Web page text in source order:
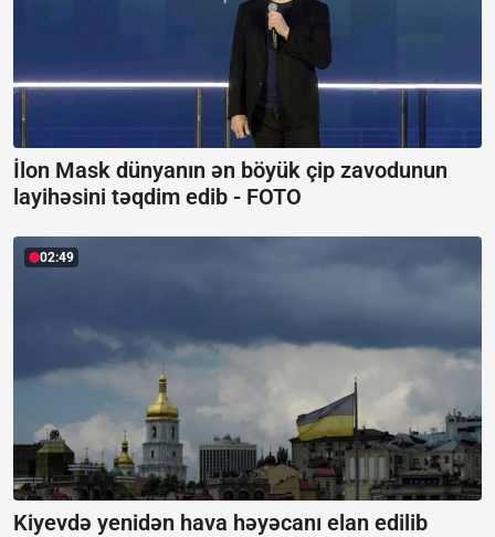
İlon Mask dünyanın ən böyük çip zavodunun
layihəsini təqdim edib - FOTO
02:49
Kiyevdə yenidən hava həyəcanı elan edilib